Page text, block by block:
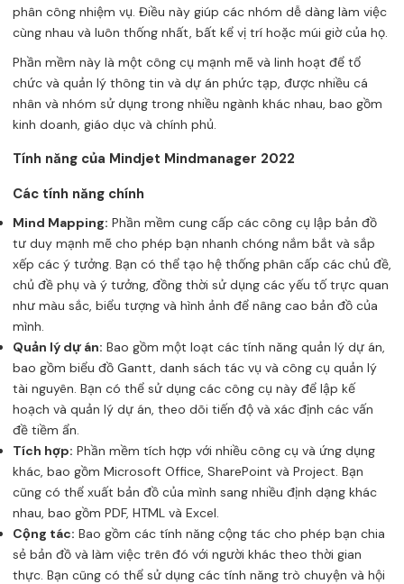
phân công nhiệm vụ. Điều này giúp các nhóm dễ dàng làm việc
cùng nhau và luôn thống nhất, bất kể vị trí hoặc múi giờ của họ.
Phần mềm này là một công cụ mạnh mẽ và linh hoạt để tổ
chức và quản lý thông tin và dự án phức tạp, được nhiều cá
nhân và nhóm sử dụng trong nhiều ngành khác nhau, bao gồm
kinh doanh, giáo dục và chính phủ.
Tính năng của Mindjet Mindmanager 2022
Các tính năng chính
Mind Mapping: Phần mềm cung cấp các công cụ lập bản đồ
tư duy mạnh mẽ cho phép bạn nhanh chóng nắm bắt và sắp
xếp các ý tưởng. Bạn có thể tạo hệ thống phân cấp các chủ đề,
chủ đề phụ và ý tưởng, đồng thời sử dụng các yếu tố trực quan
như màu sắc, biểu tượng và hình ảnh để nâng cao bản đồ của
mình.
Quản lý dự án: Bao gồm một loạt các tính năng quản lý dự án,
bao gồm biểu đồ Gantt, danh sách tác vụ và công cụ quản lý
tài nguyên. Bạn có thể sử dụng các công cụ này để lập kế
hoạch và quản lý dự án, theo dõi tiến độ và xác định các vấn
đề tiềm ẩn.
Tích hợp: Phần mềm tích hợp với nhiều công cụ và ứng dụng
khác, bao gồm Microsoft Office, SharePoint và Project. Bạn
cũng có thể xuất bản đồ của mình sang nhiều định dạng khác
nhau, bao gồm PDF, HTML và Excel.
Cộng tác: Bao gồm các tính năng cộng tác cho phép bạn chia
sẻ bản đồ và làm việc trên đó với người khác theo thời gian
thực. Bạn cũng có thể sử dụng các tính năng trò chuyện và hội